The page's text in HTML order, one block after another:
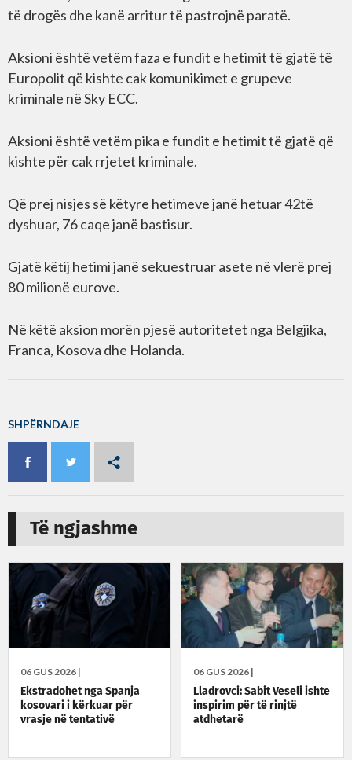
të drogës dhe kanë arritur të pastrojnë paratë.
Aksioni është vetëm faza e fundit e hetimit të gjatë të
Europolit që kishte cak komunikimet e grupeve
kriminale në Sky ECC.
Aksioni është vetëm pika e fundit e hetimit të gjatë që
kishte për cak rrjetet kriminale.
Që prej nisjes së këtyre hetimeve janë hetuar 42të
dyshuar, 76 caqe janë bastisur.
Gjatë këtij hetimi janë sekuestruar asete në vlerë prej
80 milionë eurove.
Në këtë aksion morën pjesë autoritetet nga Belgjika,
Franca, Kosova dhe Holanda.
SHPËRNDAJE
Të ngjashme
06 GUS 2026 |
Ekstradohet nga Spanja
kosovari i kërkuar për
vrasje në tentativë
06 GUS 2026 |
Lladrovci: Sabit Veseli ishte
inspirim për të rinjtë
atdhetarë